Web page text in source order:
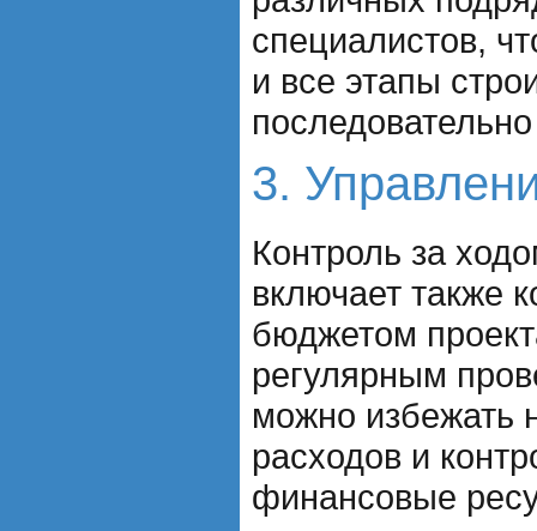
специалистов,
и все этапы
3.
Контроль за
включает также
бюджетом
регулярным
можно избежать
расходов и
финансовые